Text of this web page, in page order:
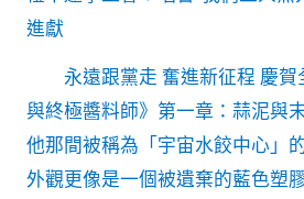
進獻
永遠跟黨走 奮進新征程 慶
與終極醬料師》第一章：蒜泥與
他那間被稱為「宇宙水餃中心」
外觀更像是一個被遺棄的藍色塑